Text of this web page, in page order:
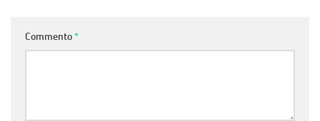
Commento*